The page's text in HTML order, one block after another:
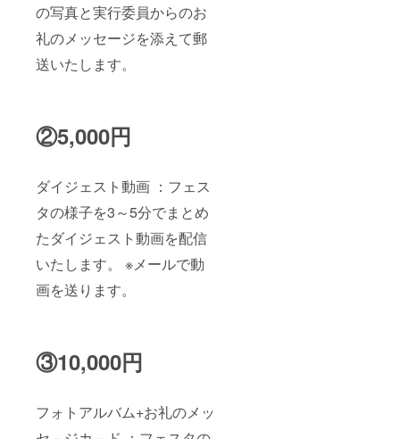
の写真と実行委員からのお
礼のメッセージを添えて郵
送いたします。
②5,000円
ダイジェスト動画 ：フェス
タの様子を3～5分でまとめ
たダイジェスト動画を配信
いたします。 ※メールで動
画を送ります。
③10,000円
フォトアルバム+お礼のメッ